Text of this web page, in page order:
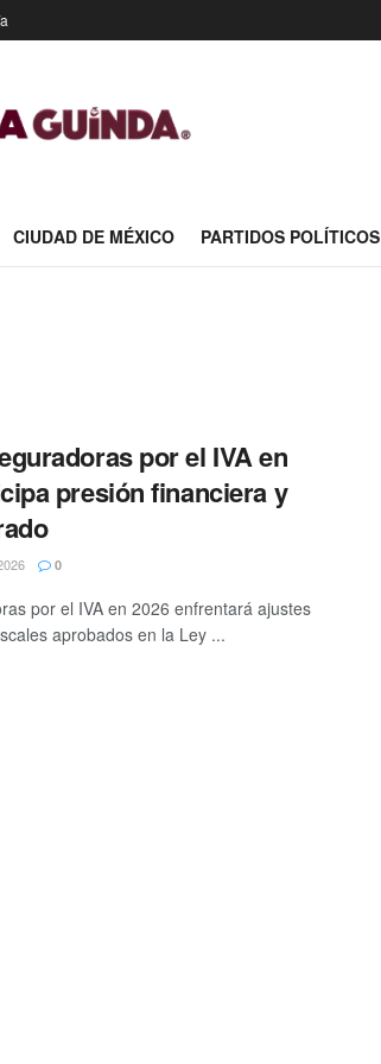
CIUDAD DE MÉXICO PARTIDOS POLÍTICOS
por el IVA en
presión financiera y
0
por el IVA en 2026 enfrentará ajustes
aprobados en la Ley ...